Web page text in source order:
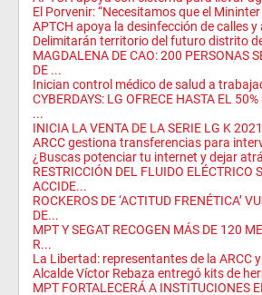
El Porvenir: “Necesitamos que el
APTCH apoya la desinfección de calles y
Delimitarán territorio del futuro distrito
MAGDALENA DE CAO: 200 PERSONAS
DE ...
Inician control médico de salud a
CYBERDAYS: LG OFRECE HASTA EL
...
INICIA LA VENTA DE LA SERIE LG K
ARCC gestiona transferencias para
¿Buscas potenciar tu internet y dejar
RESTRICCIÓN DEL FLUIDO ELÉCTRICO
ACCIDE...
ROCKEROS DE ‘ACTITUD FRENÉTICA’
DE...
MPT Y SEGAT RECOGEN MÁS DE 120
R...
La Libertad: representantes de la ARCC
Alcalde Víctor Rebaza entregó kits de
MPT FORTALECERÁ A INSTITUCIONES